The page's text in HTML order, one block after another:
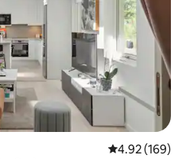
औसत रेटिंग 5 में से
4.92 (169)